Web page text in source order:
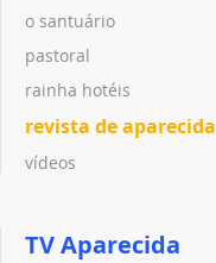
o santuário
pastoral
rainha hotéis
revista de aparecida
vídeos
TV Aparecida